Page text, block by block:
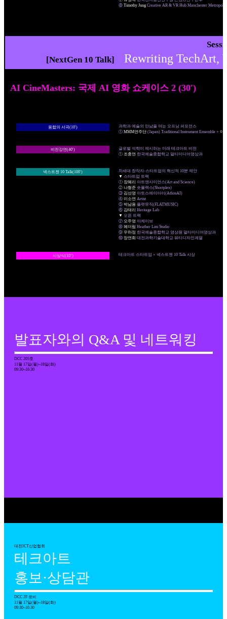
⑧ Timothy Jung Creative AR & VR Hub Manchester
[NextGen 10 Talk]
Rewriting TechArt,
AI CineMasters: 국제 AI 영화 쇼케이스 2 (30′)
융합의 서곡(10′)
과학과 예술의 만남을 여는 오프닝 퍼포먼스
① MMM연주단 (Japan) Traditional Instrument Ensemble + 이
비전강연(40′)
글로벌 석학이 제시하는 미래 테크아트 비전
① 조충연 한국예술종합학교 멀티미디어영상과
넥스트젠 10 Talk(100′)
차세대 창작자·스타트업의 혁신적 10분 제안
▼ 스타트업 트랙
① 장혜리 아트앤사이언스(Art and Science)
② 나형준 숏플랙스(Shortplex)
③ 김선영 아토스에이아이(AthosAI)
④ 이소연 Artist
⑤ 박남용 플랫뮤직(FLATMUSIC)
⑥ 김태리 Heritage Lab
▼ 오픈 트랙
⑦ 오주영 아케이브
⑧ 헤더림 Heather Lim Studio
⑨ 우하정 한국예술종합학교 영상원 멀티미디어영상과
⑩ 장연희 대전과학기술대학교 뷰티디자인계열
시상식(10‘) 테크아트 스타트업 × 넥스트젠 10 Talk 시상
발표자와의 Q&A 및 네트워킹
DCC 205호
11월 17일(월)~18일(화)
09:30~16:30
대전ICT산업협회
테크아트
홍보·상담관
DCC 2F 로비
11월 17일(월)~18일(화)
09:30~16:30